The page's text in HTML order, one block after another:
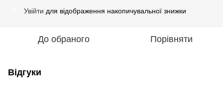
Увійти для відображення накопичувальної знижки
До обраного Порівняти
Відгуки